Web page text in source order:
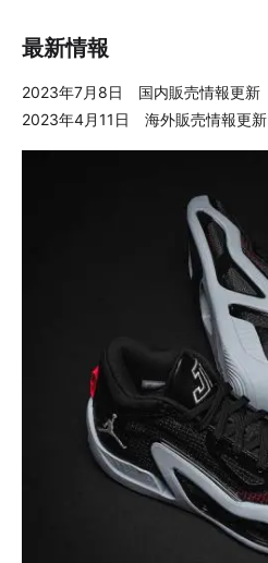
最新情報
2023年7月8日 国内販売情報更新
2023年4月11日 海外販売情報更新